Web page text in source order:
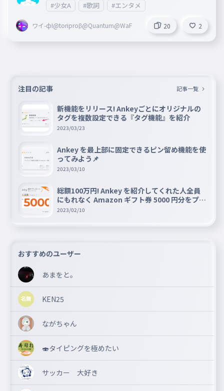
#少女A #歌詞 #エンタメ
ワイ-фI@toriproβ@Quantum@WaF 20 2
注目の記事 記事一覧
新機能をリリース! Ankeyごとにオリジナルの
タグを複数設定できる『タグ機能』を紹介
2023/03/23
Ankey を最上部に固定できるピン留め機能を使
ってみよう📌
2023/03/10
総額100万円! Ankey を紹介してくれた人全員
にもれなく Amazon ギフト券 5000 円分をプレ
ゼントキャンペーン!!
2023/02/10
おすすめのユーザー
あまをと。
KEN25
ながちゃん
🍣タイピングを極めたい
サッカー 大好き